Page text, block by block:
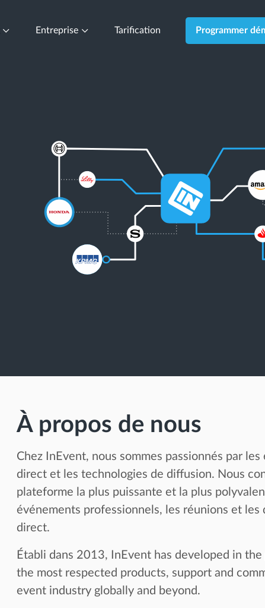
Entreprise Tarification Programmer
À propos de nous
Chez InEvent, nous sommes passionnés par
direct et les technologies de diffusion. Nous
plateforme la plus puissante et la plus
événements professionnels, les réunions et les
direct.
Établi dans 2013, InEvent has developed in the
the most respected products, support and
event industry globally and beyond.